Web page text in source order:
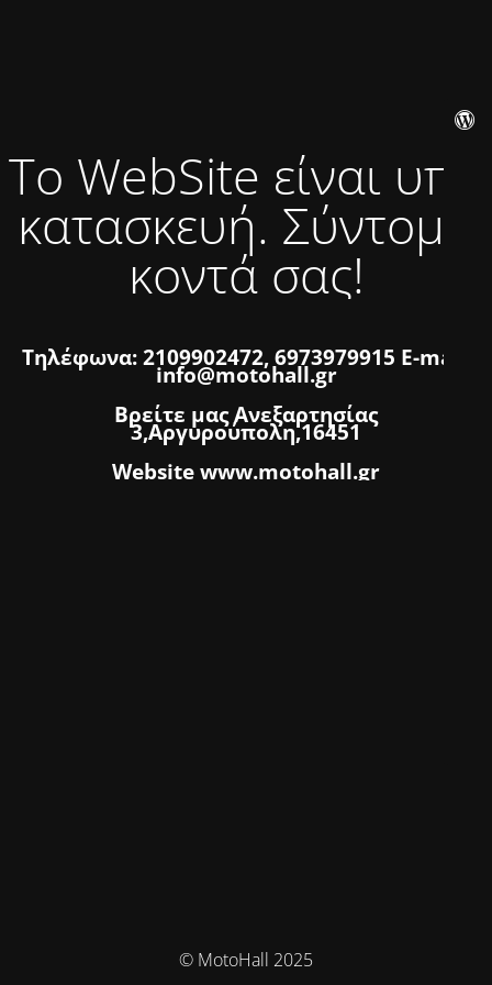
Το WebSite είναι υπό
κατασκευή. Σύντομα
κοντά σας!
Τηλέφωνα: 2109902472, 6973979915 E-mail:
info@motohall.gr
Βρείτε μας Ανεξαρτησίας
3,Αργυρούπολη,16451
Website www.motohall.gr
© MotoHall 2025